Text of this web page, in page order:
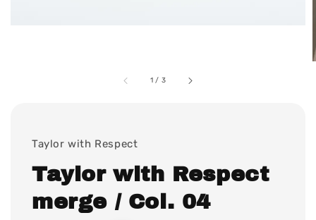
1 / 3
Taylor with Respect
Taylor with Respect
merge / Col. 04